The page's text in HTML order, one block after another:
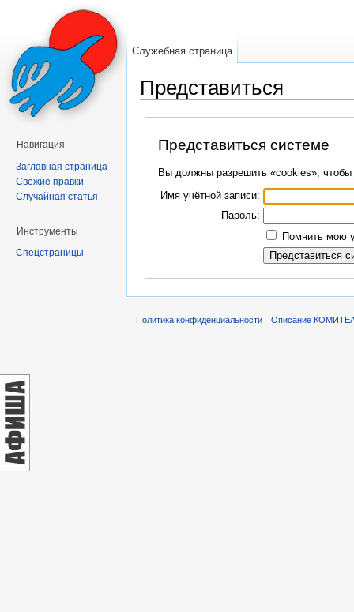
Представиться
Представиться системе
Вы должны разрешить «cookies», чтобы
Имя учётной записи:
Пароль:
Помнить мою
Служебная страница
Навигация
Заглавная страница
Свежие правки
Случайная статья
Инструменты
Спецстраницы
Политика конфиденциальности Описание